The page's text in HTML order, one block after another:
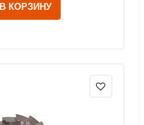
В КОРЗИНУ